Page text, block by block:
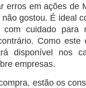
erros em ações de
gostou. É ideal
com cuidado para
Como este
disponível nos
empresas.
estão os